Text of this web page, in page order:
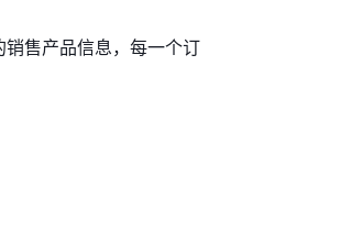
售产品信息，每一个订